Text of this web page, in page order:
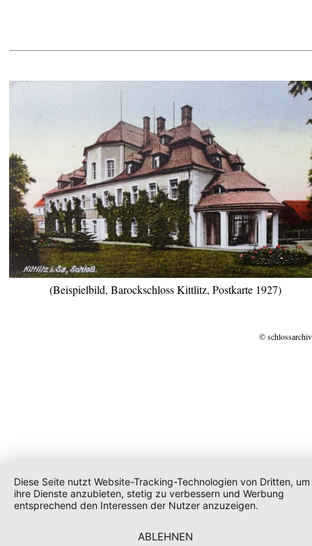
(Beispielbild, Barockschloss Kittlitz, Postkarte 1927)
©
Diese Seite nutzt Website-Tracking-Technologien von Dritten, um
ihre Dienste anzubieten, stetig zu verbessern und Werbung
entsprechend den Interessen der Nutzer anzuzeigen.
ABLEHNEN